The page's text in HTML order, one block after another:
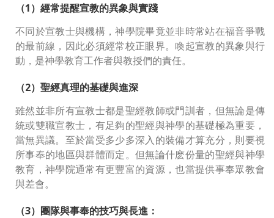
（1）經常提醒宣教的異象與實踐
不同於宣教士與機構，神學院畢竟並非時常站在福音爭戰
的最前線，因此必須經常校正眼界。喚起宣教的異象與行
動，是神學教育工作者與教授們的責任。
（2）聖經真理的基礎與進深
雖然並非所有宣教士都是聖經教師或門訓者，但無論是傳
統或雙職宣教士，有足夠的聖經與神學的基礎極為重要，
當無異議。至於當受多少多深入的裝備才算充分，則要視
所事奉的地區與群體而定。但無論什麽份量的聖經與神學
教育，神學院通常有更豐富的資源，也當提供事奉眾教會
與差會。
（3）團隊與事奉的技巧與長進：